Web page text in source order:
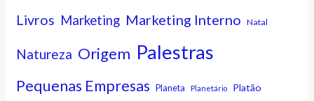
Livros Marketing Marketing Interno Natal
Natureza Origem Palestras
Pequenas Empresas Planeta Planetário Platão